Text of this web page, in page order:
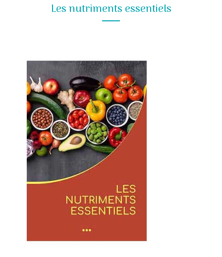
Les nutriments essentiels